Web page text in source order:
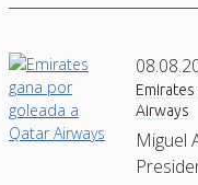
Airways
Miguel